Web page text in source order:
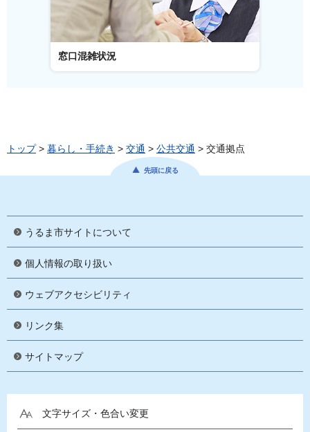
窓口混雑状況
トップ> 暮らし・手続き > 交通 > 公共交通 > 交通拠点
先頭に戻る
うるま市サイトについて
個人情報の取り扱い
ウェブアクセシビリティ
リンク集
サイトマップ
文字サイズ・色合い変更